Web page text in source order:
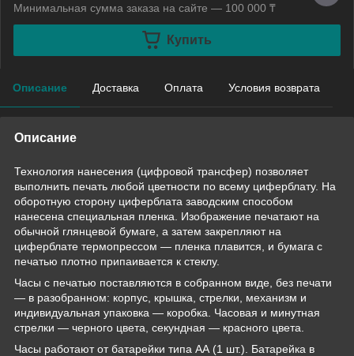
Минимальная сумма заказа на сайте — 100 000 ₸
Купить
Описание Доставка Оплата Условия возврата
Описание
Технология нанесения (цифровой трансфер) позволяет
выполнить печать любой цветности по всему циферблату. На
оборотную сторону циферблата заводским способом
нанесена специальная пленка. Изображение печатают на
обычной глянцевой бумаге, а затем закрепляют на
циферблате термопрессом — пленка плавится, и бумага с
печатью плотно припаивается к стеклу.
Часы с печатью поставляются в собранном виде, без печати
— в разобранном: корпус, крышка, стрелки, механизм и
индивидуальная упаковка — коробка. Часовая и минутная
стрелки — черного цвета, секундная — красного цвета.
Часы работают от батарейки типа АА (1 шт.). Батарейка в